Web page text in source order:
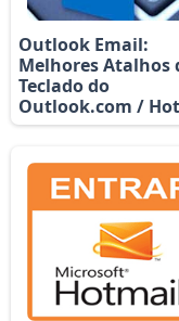
Outlook Email:
Melhores Atalhos
Teclado do
Outlook.com /